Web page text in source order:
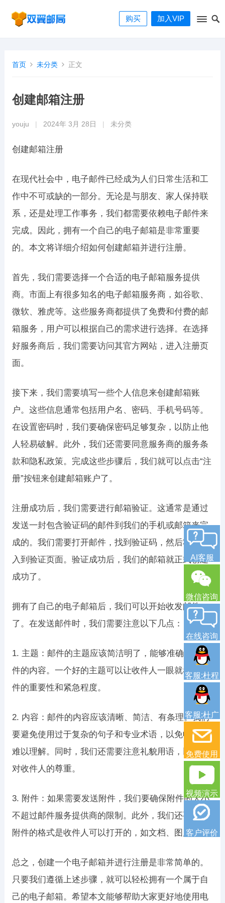
购买 加入VIP
首页 未分类 正文
创建邮箱注册
youju 2024年 3月 28日 未分类
创建邮箱注册
在现代社会中，电子邮件已经成为人们日常生活和工
作中不可或缺的一部分。无论是与朋友、家人保持联
系，还是处理工作事务，我们都需要依赖电子邮件来
完成。因此，拥有一个自己的电子邮箱是非常重要
的。本文将详细介绍如何创建邮箱并进行注册。
首先，我们需要选择一个合适的电子邮箱服务提供
商。市面上有很多知名的电子邮箱服务商，如谷歌、
微软、雅虎等。这些服务商都提供了免费和付费的邮
箱服务，用户可以根据自己的需求进行选择。在选择
好服务商后，我们需要访问其官方网站，进入注册页
面。
接下来，我们需要填写一些个人信息来创建邮箱账
户。这些信息通常包括用户名、密码、手机号码等。
在设置密码时，我们要确保密码足够复杂，以防止他
人轻易破解。此外，我们还需要同意服务商的服务条
款和隐私政策。完成这些步骤后，我们就可以点击“注
册”按钮来创建邮箱账户了。
注册成功后，我们需要进行邮箱验证。这通常是通过
发送一封包含验证码的邮件到我们的手机或邮箱来完
成的。我们需要打开邮件，找到验证码，然后将其输
入到验证页面。验证成功后，我们的邮箱就正式创建
成功了。
拥有了自己的电子邮箱后，我们可以开始收发邮件
了。在发送邮件时，我们需要注意以下几点：
1. 主题：邮件的主题应该简洁明了，能够准确反映邮
件的内容。一个好的主题可以让收件人一眼就看出邮
件的重要性和紧急程度。
2. 内容：邮件的内容应该清晰、简洁、有条理。我们
要避免使用过于复杂的句子和专业术语，以免收件人
难以理解。同时，我们还需要注意礼貌用语，以表示
对收件人的尊重。
3. 附件：如果需要发送附件，我们要确保附件的大小
不超过邮件服务提供商的限制。此外，我们还要确保
附件的格式是收件人可以打开的，如文档、图片等。
总之，创建一个电子邮箱并进行注册是非常简单的。
只要我们遵循上述步骤，就可以轻松拥有一个属于自
己的电子邮箱。希望本文能够帮助大家更好地使用电
AI客服
微信咨询
在线咨询
客服:杜程
客服:杜广
免费使用
视频演示
客户评价